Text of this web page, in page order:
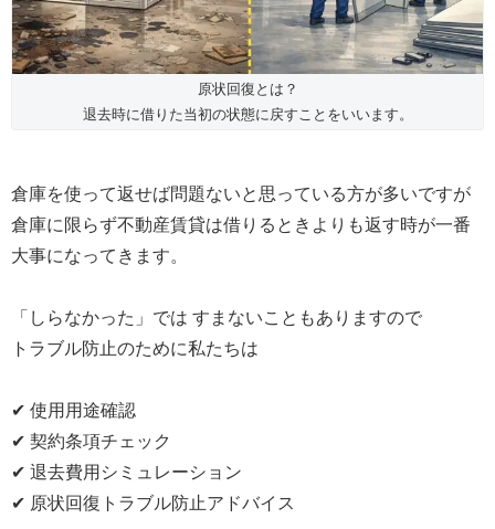
原状回復とは？
退去時に借りた当初の状態に戻すことをいいます。
倉庫を使って返せば問題ないと思っている方が多いですが
倉庫に限らず不動産賃貸は借りるときよりも返す時が一番
大事になってきます。
「しらなかった」では すまないこともありますので
トラブル防止のために私たちは
✔ 使用用途確認
✔ 契約条項チェック
✔ 退去費用シミュレーション
✔ 原状回復トラブル防止アドバイス